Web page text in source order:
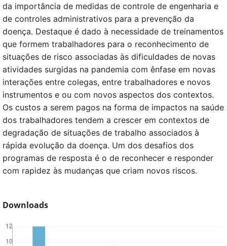
da importância de medidas de controle de engenharia e
de controles administrativos para a prevenção da
doença. Destaque é dado à necessidade de treinamentos
que formem trabalhadores para o reconhecimento de
situações de risco associadas às dificuldades de novas
atividades surgidas na pandemia com ênfase em novas
interações entre colegas, entre trabalhadores e novos
instrumentos e ou com novos aspectos dos contextos.
Os custos a serem pagos na forma de impactos na saúde
dos trabalhadores tendem a crescer em contextos de
degradação de situações de trabalho associados à
rápida evolução da doença. Um dos desafios dos
programas de resposta é o de reconhecer e responder
com rapidez às mudanças que criam novos riscos.
Downloads